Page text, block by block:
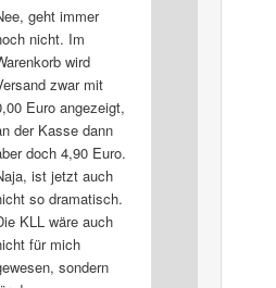
geht immer
nicht. Im
wird
zwar mit
Euro angezeigt,
der Kasse dann
doch 4,90 Euro.
ist jetzt auch
so dramatisch.
KLL wäre auch
für mich
sondern